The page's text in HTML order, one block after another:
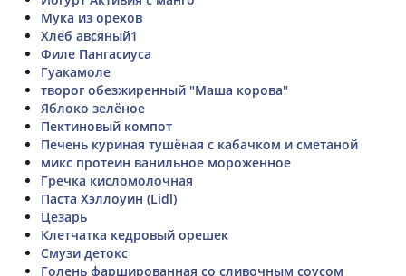
Мука из орехов
Хлеб авсяный1
Филе Пангасиуса
Гуакамоле
творог обезжиренный "Маша корова"
Яблоко зелёное
Пектиновый компот
Печень куриная тушёная с кабачком и сметаной
микс протеин ванильное мороженное
Гречка кисломолочная
Паста Хэллоуин (Lidl)
Цезарь
Клетчатка кедровый орешек
Смузи детокс
Голень фаршированная со сливочным соусом